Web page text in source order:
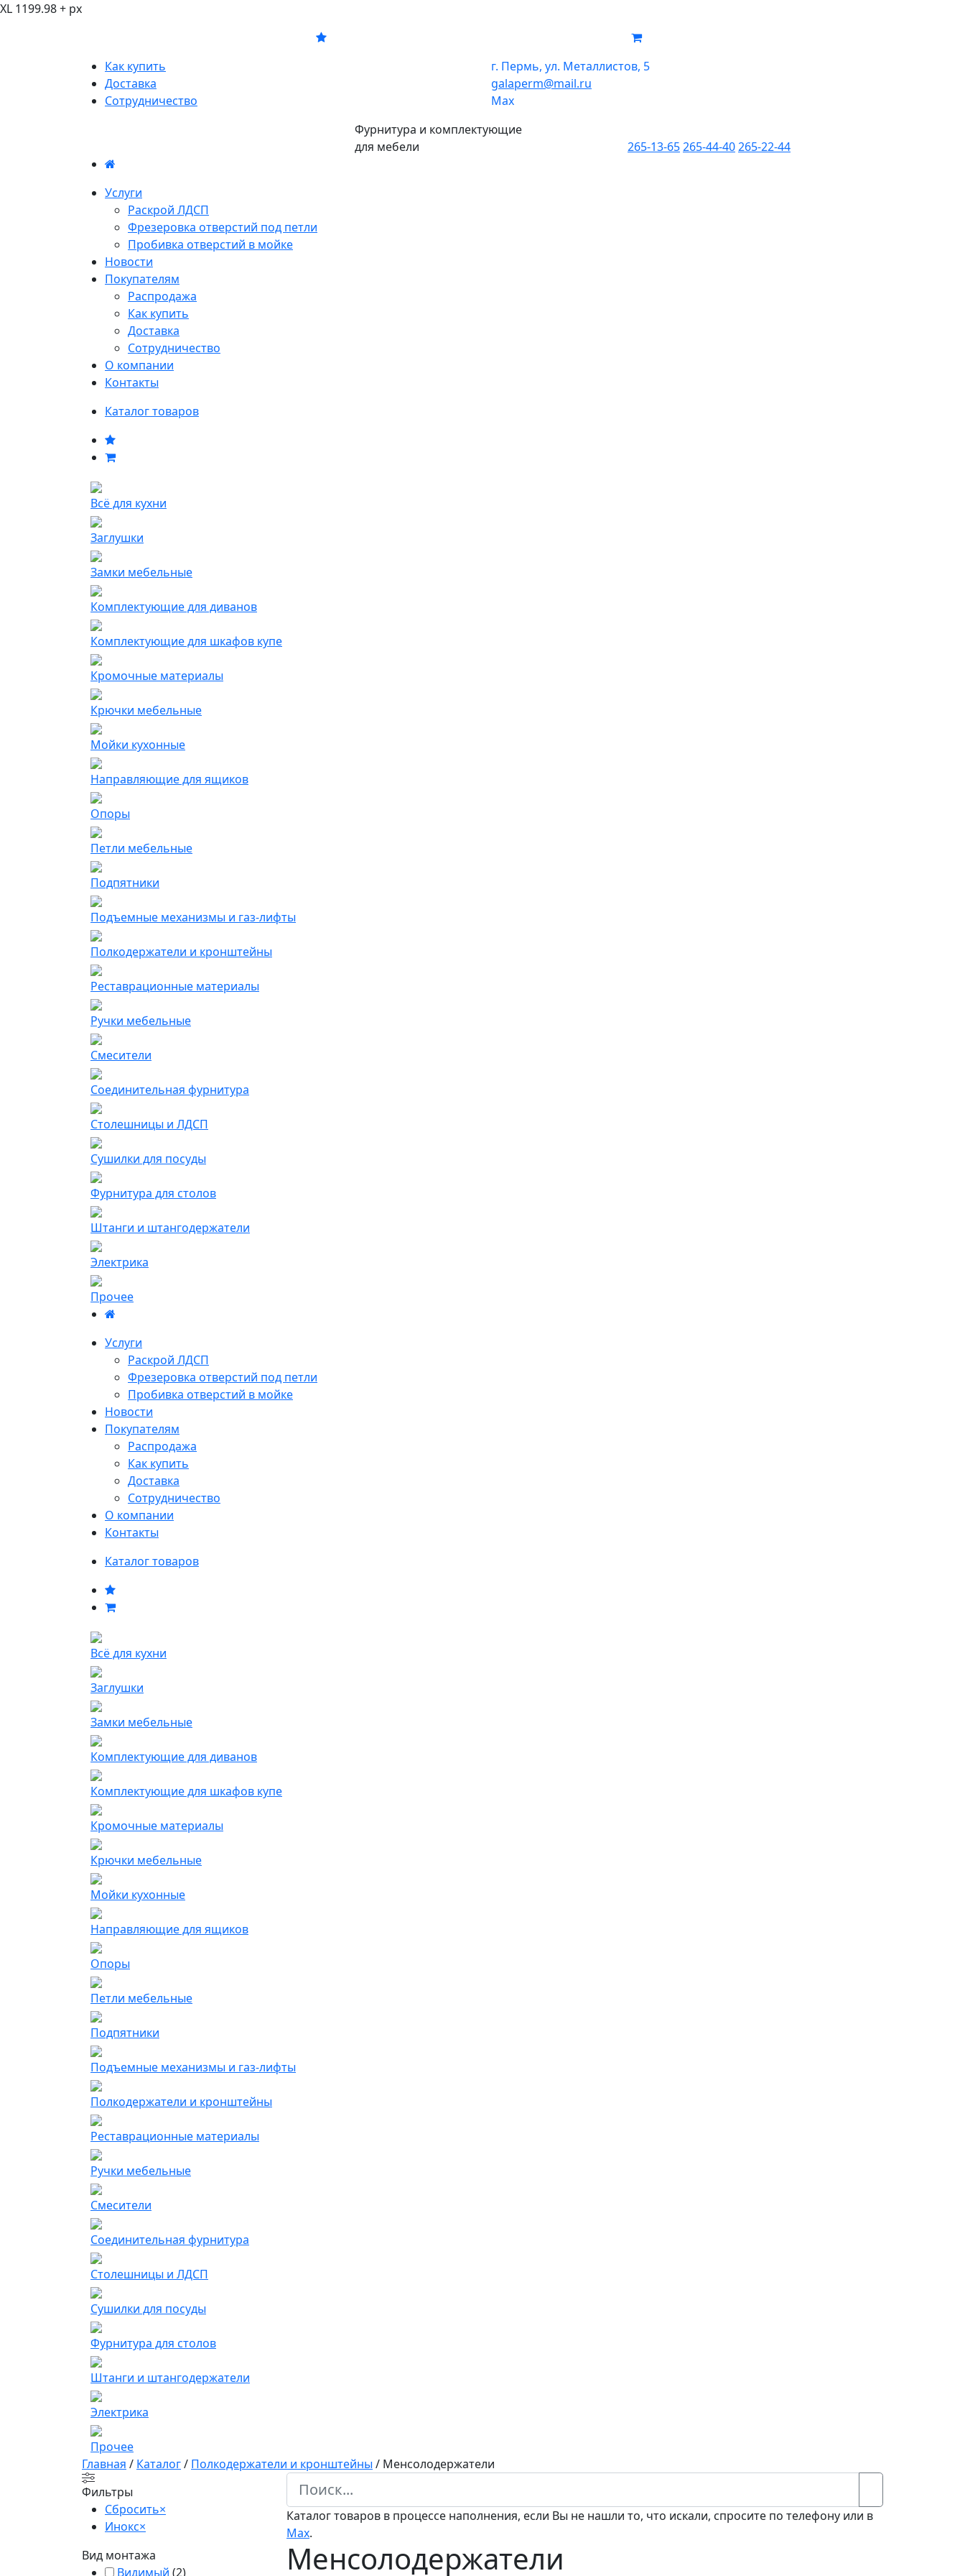
XL 1199.98 + px
Как купить
Доставка
Сотрудничество
г. Пермь, ул. Металлистов, 5
galaperm@mail.ru
Мах
Фурнитура и комплектующие
для мебели
265-13-65265-44-40265-22-44
Услуги
Раскрой ЛДСП
Фрезеровка отверстий под петли
Пробивка отверстий в мойке
Новости
Покупателям
Распродажа
Как купить
Доставка
Сотрудничество
О компании
Контакты
Каталог товаров
Всё для кухни
Заглушки
Замки мебельные
Комплектующие для диванов
Комплектующие для шкафов купе
Кромочные материалы
Крючки мебельные
Мойки кухонные
Направляющие для ящиков
Опоры
Петли мебельные
Подпятники
Подъемные механизмы и газ-лифты
Полкодержатели и кронштейны
Реставрационные материалы
Ручки мебельные
Смесители
Соединительная фурнитура
Столешницы и ЛДСП
Сушилки для посуды
Фурнитура для столов
Штанги и штангодержатели
Электрика
Прочее
Услуги
Раскрой ЛДСП
Фрезеровка отверстий под петли
Пробивка отверстий в мойке
Новости
Покупателям
Распродажа
Как купить
Доставка
Сотрудничество
О компании
Контакты
Каталог товаров
Всё для кухни
Заглушки
Замки мебельные
Комплектующие для диванов
Комплектующие для шкафов купе
Кромочные материалы
Крючки мебельные
Мойки кухонные
Направляющие для ящиков
Опоры
Петли мебельные
Подпятники
Подъемные механизмы и газ-лифты
Полкодержатели и кронштейны
Реставрационные материалы
Ручки мебельные
Смесители
Соединительная фурнитура
Столешницы и ЛДСП
Сушилки для посуды
Фурнитура для столов
Штанги и штангодержатели
Электрика
Прочее
Главная / Каталог/ Полкодержатели и кронштейны / Менсолодержатели
Фильтры
Сбросить×
Инокс×
Вид монтажа
Видимый (2)
Каталог товаров в процессе наполнения, если Вы не нашли то, что искали, спросите по телефону или в
Мах.
Менсолодержатели